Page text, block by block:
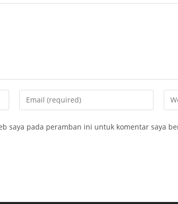
Enter
your
address
Enter
your
saya pada peramban ini untuk komentar saya